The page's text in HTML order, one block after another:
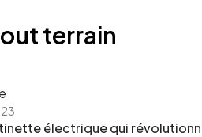
terrain
électrique qui